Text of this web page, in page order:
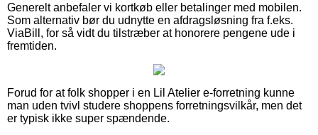
Generelt anbefaler vi kortkøb eller betalinger med mobilen.
Som alternativ bør du udnytte en afdragsløsning fra f.eks.
ViaBill, for så vidt du tilstræber at honorere pengene ude i
fremtiden.
Forud for at folk shopper i en Lil Atelier e-forretning kunne
man uden tvivl studere shoppens forretningsvilkår, men det
er typisk ikke super spændende.